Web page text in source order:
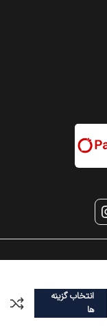
انتخاب گزینه
ها